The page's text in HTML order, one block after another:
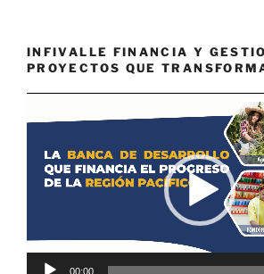
INFIVALLE FINANCIA Y
PROYECTOS QUE
de
00:00